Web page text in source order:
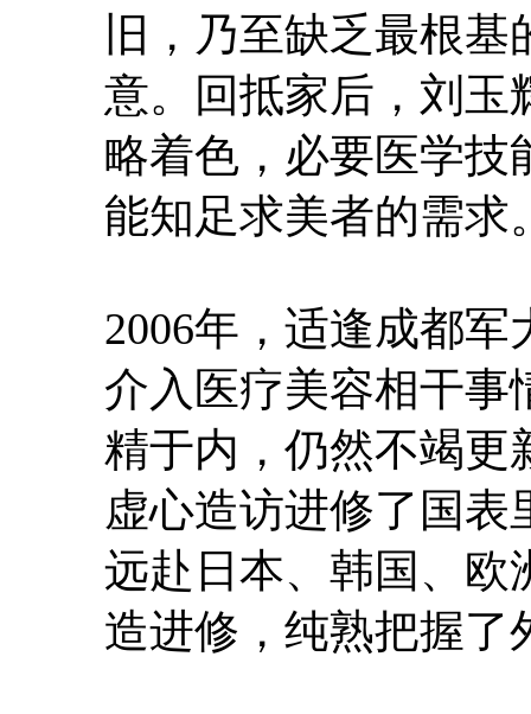
旧，乃至缺乏最根
意。回抵家后，刘玉
略着色，必要医学技
能知足求美者的需求
2006年，适逢成都
介入医疗美容相干事
精于内，仍然不竭更
虚心造访进修了国
远赴日本、韩国、欧
造进修，纯熟把握了